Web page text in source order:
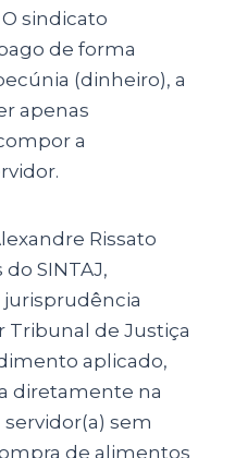
sindicato
de forma
(dinheiro), a
apenas
a
Rissato
SINTAJ,
Tribunal de Justiça
aplicado,
diretamente na
sem
de alimentos